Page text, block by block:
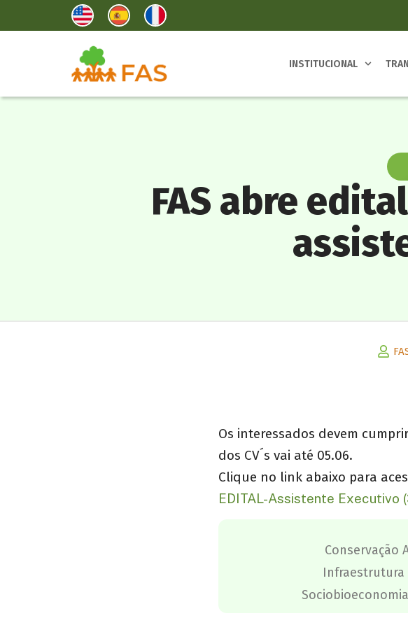
INSTITUCIONAL
FAS abre
Os interessados devem
dos CV´s vai até 05.06.
Clique no link abaixo para
EDITAL-Assistente Executivo
Conservação
Infraestrutura